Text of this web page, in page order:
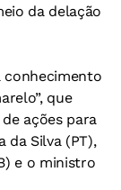
da delação
conhecimento
que
ações para
da Silva (PT),
e o ministro